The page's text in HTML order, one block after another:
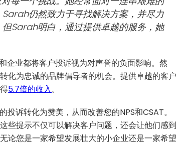
仍然致力于寻找解决方案，并尽力
Sarah明白，通过提供卓越的服务，她
企业都将客户投诉视为对声誉的负面影响。然
化为忠诚的品牌倡导者的机会。提供卓越的客户
5.7倍的收入。
诉转化为赞美，从而改善您的NPS和CSAT。
些提示不仅可以解决客户问题，还会让他们感到
论您是一家希望发展壮大的小企业还是一家希望